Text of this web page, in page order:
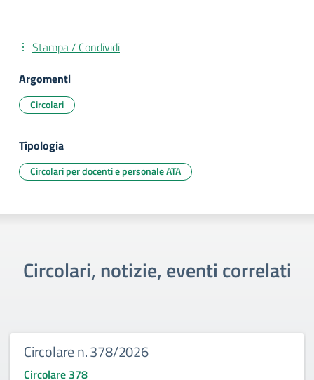
Stampa / Condividi
Argomenti
Circolari
Tipologia
Circolari per docenti e personale ATA
Circolari, notizie, eventi correlati
Circolare n. 378/2026
Circolare 378